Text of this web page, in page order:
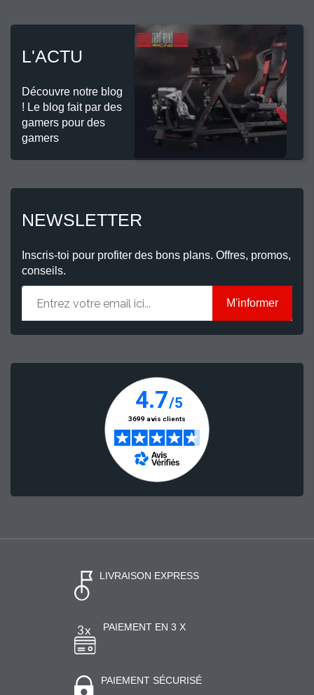
L'ACTU
Découvre notre blog
! Le blog fait par des
gamers pour des
gamers
NEWSLETTER
Inscris-toi pour profiter des bons plans. Offres, promos,
conseils.
M'informer
LIVRAISON EXPRESS
PAIEMENT EN 3 X
PAIEMENT SÉCURISÉ